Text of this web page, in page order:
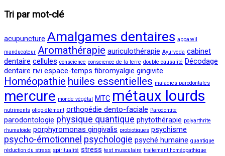
Tri par mot-clé
acupuncture Amalgames dentaires appareil
manducateur Aromathérapie auriculothérapie Ayurveda cabinet
dentaire cellules conscience conscience de la terre double causalité Décodage
dentaire EMI espace-temps fibromyalgie gingivite
Homéopathie huiles essentielles maladies parodontales
mercure monde végétal MTC métaux lourds
nutriments oligo-élément orthopédie dento-faciale Parodontite
parodontologie physique quantique phytothérapie polyarthrite
rhumatoïde porphyromonas gingivalis probiotiques psychisme
psycho-émotionnel psychologie psyché humaine quantique
réduction du stress spiritualité stress test musculaire traitement homéopathique